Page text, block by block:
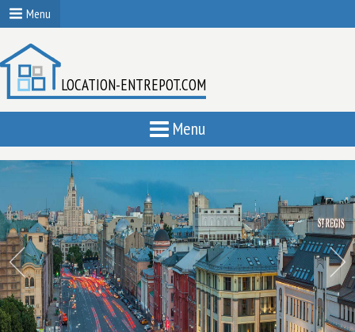
Menu
LOCATION-ENTREPOT.COM
Menu